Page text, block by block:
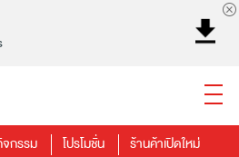
จกรรม โปรโมชั่น ร้านค้าเปิดใหม่